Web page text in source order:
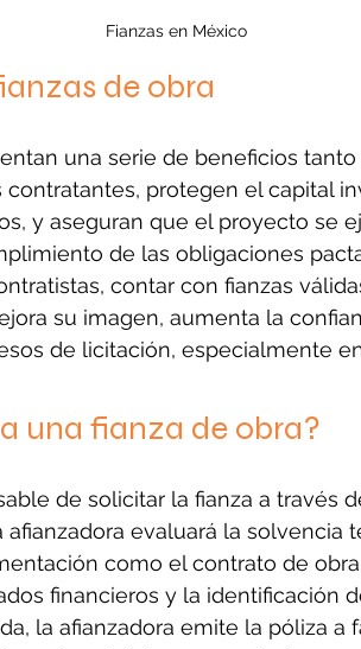
Fianzas en México
de obra
una serie de beneficios
contratantes, protegen el capital
y aseguran que el proyecto se
de las obligaciones
contar con fianzas
su imagen, aumenta la
de licitación, especialmente
una fianza de obra?
de solicitar la fianza a través
afianzadora evaluará la solvencia
como el contrato de
financieros y la identificación
la afianzadora emite la póliza a